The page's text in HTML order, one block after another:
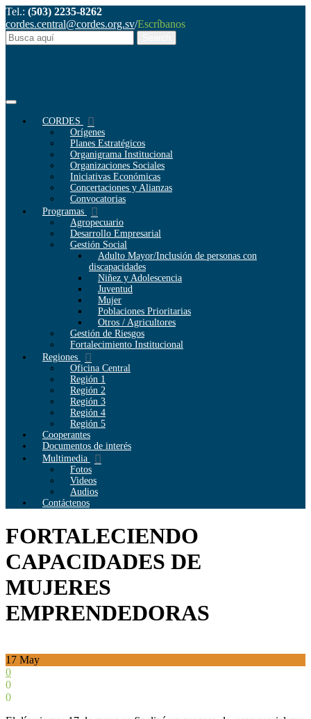
Tel.: (503) 2235-8262
cordes.central@cordes.org.sv/Escríbanos
CORDES
Orígenes
Planes Estratégicos
Organigrama Institucional
Organizaciones Sociales
Iniciativas Económicas
Concertaciones y Alianzas
Convocatorias
Programas
Agropecuario
Desarrollo Empresarial
Gestión Social
Adulto Mayor/Inclusión de personas con
discapacidades
Niñez y Adolescencia
Juventud
Mujer
Poblaciones Prioritarias
Otros / Agricultores
Gestión de Riesgos
Fortalecimiento Institucional
Regiones
Oficina Central
Región 1
Región 2
Región 3
Región 4
Región 5
Cooperantes
Documentos de interés
Multimedia
Fotos
Videos
Audios
Contáctenos
FORTALECIENDO
CAPACIDADES DE
MUJERES
EMPRENDEDORAS
17 May
0
0
0